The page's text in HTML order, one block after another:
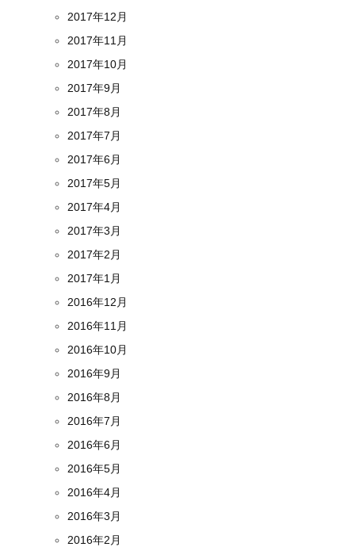
2017年12月
2017年11月
2017年10月
2017年9月
2017年8月
2017年7月
2017年6月
2017年5月
2017年4月
2017年3月
2017年2月
2017年1月
2016年12月
2016年11月
2016年10月
2016年9月
2016年8月
2016年7月
2016年6月
2016年5月
2016年4月
2016年3月
2016年2月